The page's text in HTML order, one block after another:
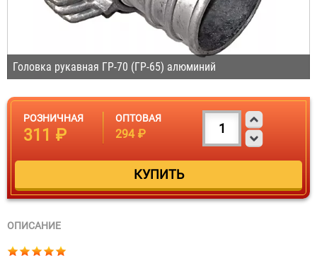
Головка рукавная ГР-70 (ГР-65) алюминий
РОЗНИЧНАЯ
311 ₽
ОПТОВАЯ
294 ₽
ОПИСАНИЕ